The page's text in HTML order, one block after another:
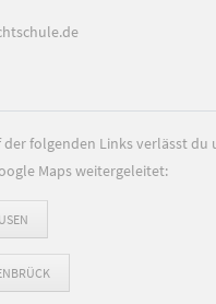
folgenden Links verlässt du
Maps weitergeleitet: